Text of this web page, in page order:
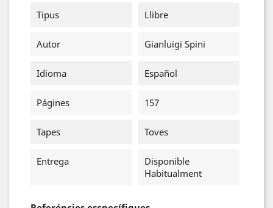
Tipus
Llibre
Autor Gianluigi Spini
Idioma Español
Págines 157
Tapes Toves
Entrega
Disponible
Habitualment